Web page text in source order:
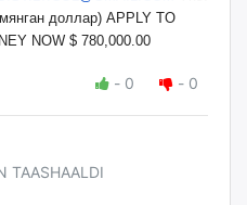
доллар) APPLY TO
NOW $ 780,000.00
- 0 - 0
TAASHAALDI